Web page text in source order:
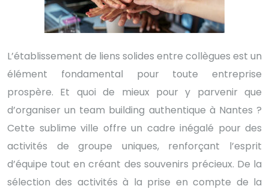
L’établissement de liens solides entre collègues est un
élément fondamental pour toute entreprise
prospère. Et quoi de mieux pour y parvenir que
d’organiser un team building authentique à Nantes ?
Cette sublime ville offre un cadre inégalé pour des
activités de groupe uniques, renforçant l’esprit
d’équipe tout en créant des souvenirs précieux. De la
sélection des activités à la prise en compte de la